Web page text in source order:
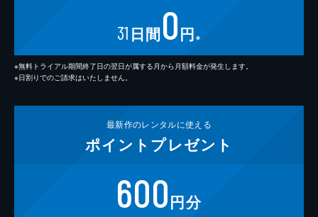
31 日間0円 ※
※無料トライアル期間終了日の翌日が属する月から月額料金が発生します。
※日割りでのご請求はいたしません。
最新作のレンタルに使える
ポイント プレゼント
600円分